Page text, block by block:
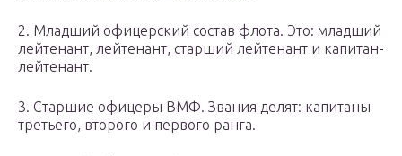
2. Младший офицерский состав флота. Это: младший
лейтенант, лейтенант, старший лейтенант и капитан-
лейтенант.
3. Старшие офицеры ВМФ. Звания делят: капитаны
третьего, второго и первого ранга.